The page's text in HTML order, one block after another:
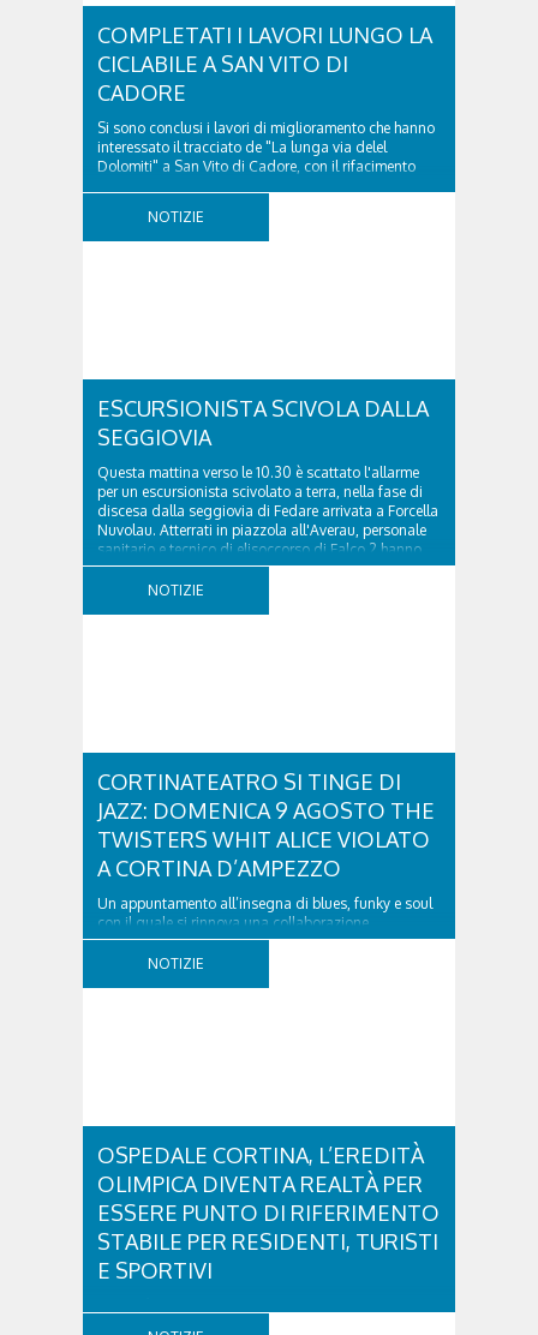
COMPLETATI I LAVORI LUNGO LA
CICLABILE A SAN VITO DI
CADORE
Si sono conclusi i lavori di miglioramento che hanno
interessato il tracciato de "La lunga via delel
Dolomiti" a San Vito di Cadore, con il rifacimento
appositi dissuasori in corrispondenza...
NOTIZIE
ESCURSIONISTA SCIVOLA DALLA
SEGGIOVIA
Questa mattina verso le 10.30 è scattato l'allarme
per un escursionista scivolato a terra, nella fase di
discesa dalla seggiovia di Fedare arrivata a Forcella
Nuvolau. Atterrati in piazzola all'Averau, personale
sanitario e tecnico di elisoccorso di Falco 2 hanno
raggiunto il 74enne di Teolo...
NOTIZIE
CORTINATEATRO SI TINGE DI
JAZZ: DOMENICA 9 AGOSTO THE
TWISTERS WHIT ALICE VIOLATO
A CORTINA D’AMPEZZO
Un appuntamento all’insegna di blues, funky e soul
con il quale si rinnova una collaborazione
collaudata, quella con il Dolomiti Blues&Soul
Festival. Domenica 9 agosto alle 18.00 in piazza
NOTIZIE
OSPEDALE CORTINA, L’EREDITÀ
OLIMPICA DIVENTA REALTÀ PER
ESSERE PUNTO DI RIFERIMENTO
STABILE PER RESIDENTI, TURISTI
E SPORTIVI